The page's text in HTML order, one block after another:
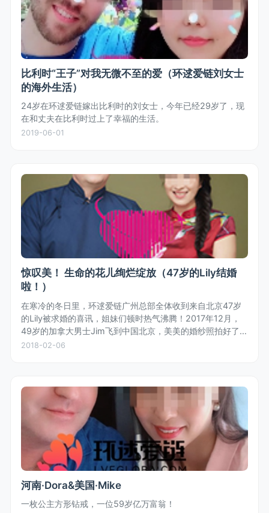
比利时“王子”对我无微不至的爱（环逑爱链刘女士
的海外生活）
24岁在环逑爱链嫁出比利时的刘女士，今年已经29岁了，现
在和丈夫在比利时过上了幸福的生活。
2019-06-01
惊叹美！ 生命的花儿绚烂绽放（47岁的Lily结婚
啦！）
在寒冷的冬日里，环逑爱链广州总部全体收到来自北京47岁
的Lily被求婚的喜讯，姐妹们顿时热气沸腾！2017年12月，
49岁的加拿大男士Jim飞到中国北京，美美的婚纱照拍好了，
浓浓的中国风情是Jim特别喜欢的！Jim与Lily二人在亲戚朋友
2018-02-06
河南·Dora&美国·Mike
一枚公主方形钻戒，一位59岁亿万富翁！